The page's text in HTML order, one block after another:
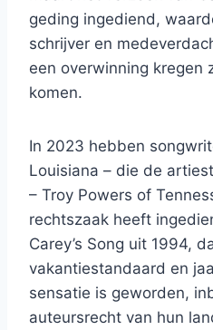
geding ingediend,
schrijver en
een overwinning kregen
komen.
In 2023 hebben
Louisiana – die de
– Troy Powers of
rechtszaak heeft
Carey’s Song uit 1994,
vakantiestandaard en
sensatie is geworden,
auteursrecht van hun